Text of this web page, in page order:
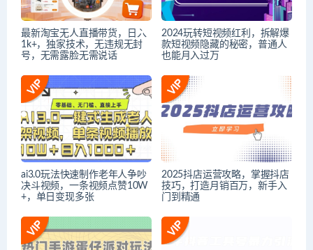
最新淘宝无人直播带货，日入
1k+，独家技术，无违规无封
号，无需露脸无需说话
2024玩转短视频红利，拆解爆
款短视频隐藏的秘密，普通人
也能月入过万
ai3.0玩法快速制作老年人争吵
决斗视频，一条视频点赞10W
+，单日变现多张
2025抖店运营攻略，掌握抖店
技巧，打造月销百万，新手入
门到精通